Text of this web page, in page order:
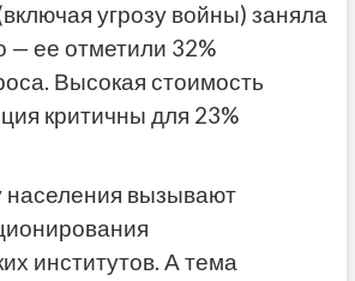
угрозу войны) заняла
— ее отметили 32%
Высокая стоимость
критичны для 23%
населения вызывают
институтов. А тема